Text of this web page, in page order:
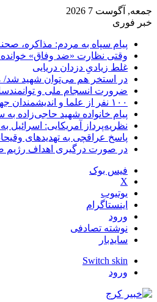
جمعه, آگوست 7 2026
خبر فوری
پیام سپاه به مردم: مذاکره،
وقتی نظارت «ضد وفاق»
غلط زیادیِ دزدان دریایی
در استخر هم می‌توان شهید شد/
ضرورت انسجام ملی و
۱۰۰ نفر از علما و اندیشمندان جهان اسلام حکم محاربه ترامپ و نتانیاهو را صادر کردند
پیام خانواده شهید حاجی‌زاده
نظریه‌پرداز آمریکایی: اسرائیل
پاسخ عراقچی به تهدیدهای
در صورت درگیری اهداف رژیم
فیس بوک
X
یوتیوب
اینستاگرام
ورود
نوشته تصادفی
سایدبار
Switch skin
ورود